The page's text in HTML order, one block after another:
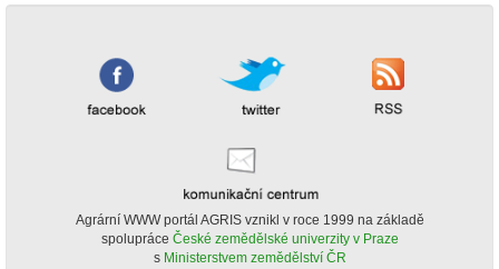
Agrární WWW portál AGRIS vznikl v roce 1999 na základě
spolupráce České zemědělské univerzity v Praze
s Ministerstvem zemědělství ČR